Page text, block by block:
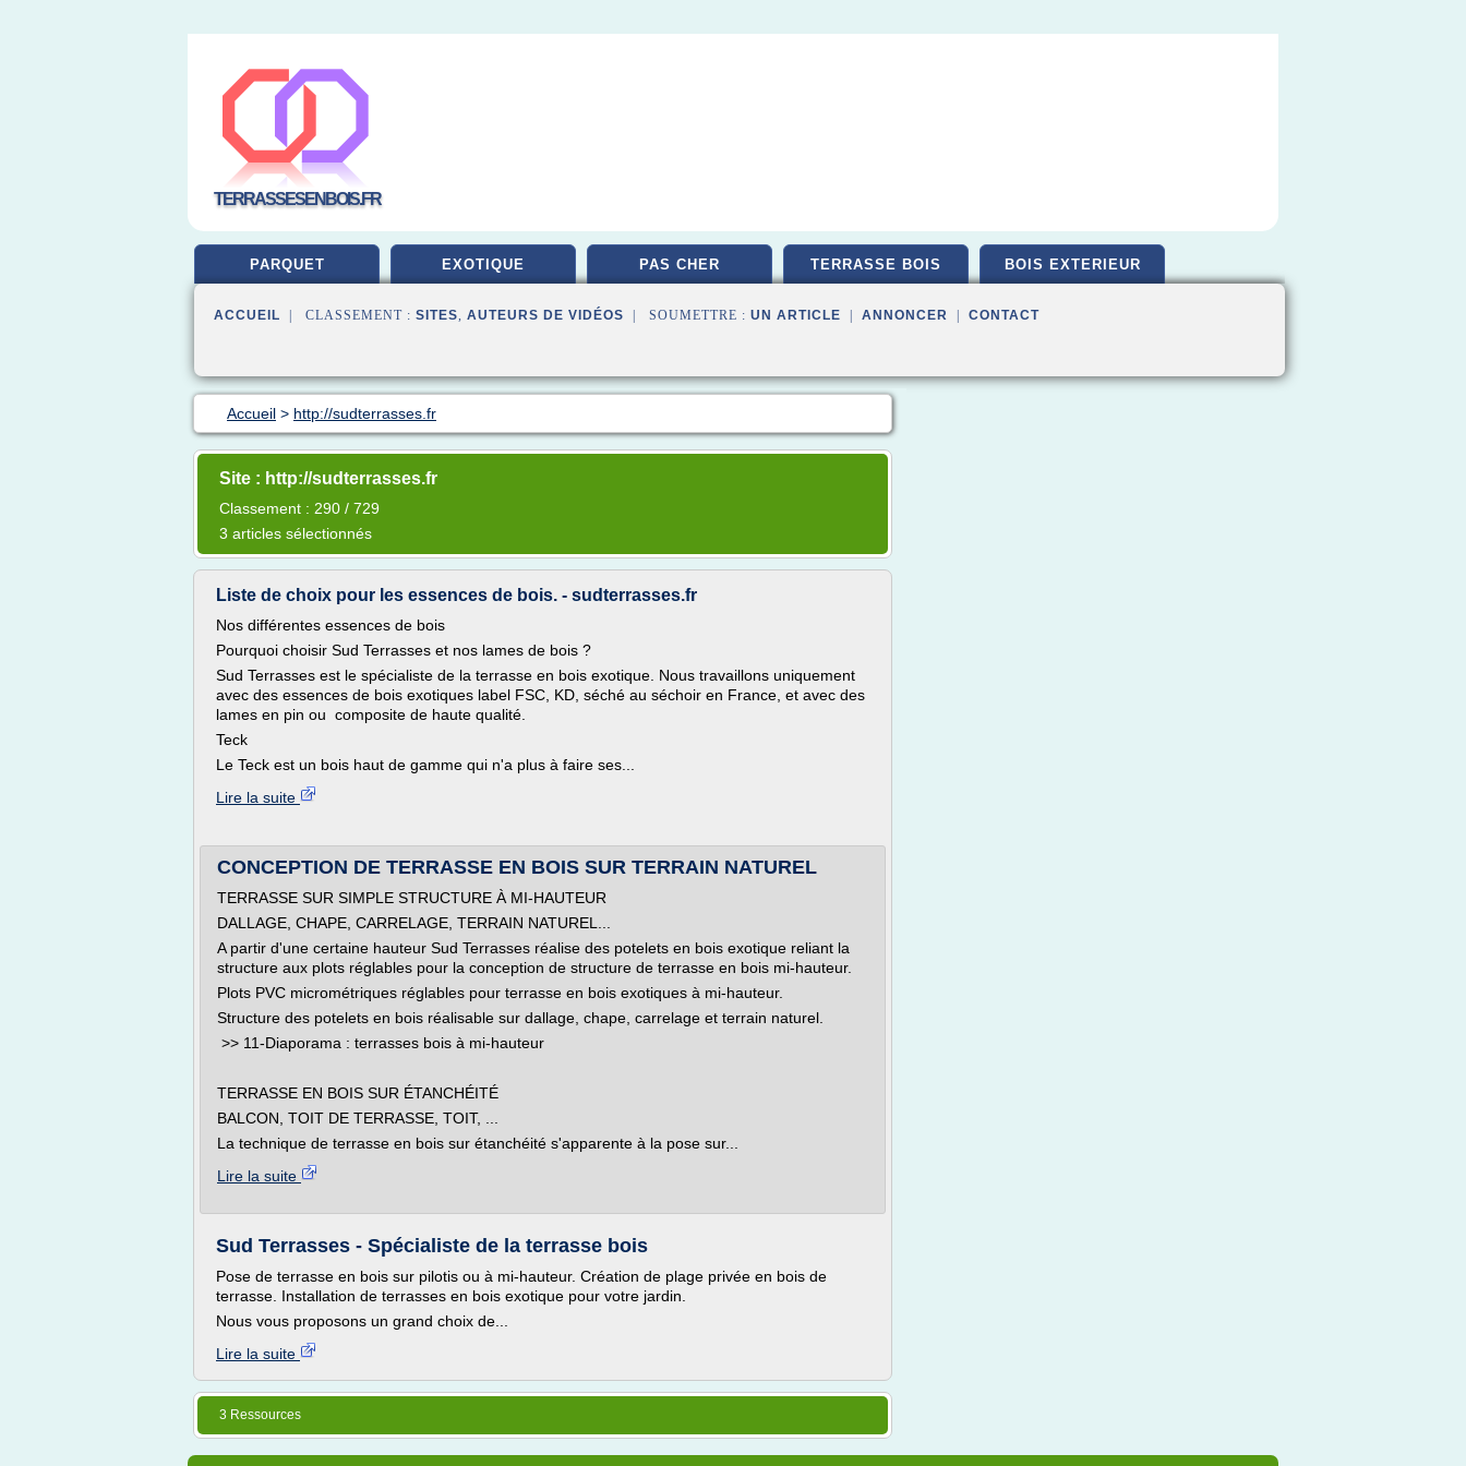
TERRASSESENBOIS.FR
PARQUET EXOTIQUE PAS CHER TERRASSE BOIS BOIS EXTERIEUR
ACCUEIL | CLASSEMENT : SITES, AUTEURS DE VIDÉOS | SOUMETTRE : UN ARTICLE ANNONCER CONTACT
Accueil > http://sudterrasses.fr
Site : http://sudterrasses.fr
Classement : 290 / 729
3 articles sélectionnés
Liste de choix pour les essences de bois. - sudterrasses.fr
Nos différentes essences de bois
Pourquoi choisir Sud Terrasses et nos lames de bois ?
Sud Terrasses est le spécialiste de la terrasse en bois exotique. Nous travaillons uniquement
avec des essences de bois exotiques label FSC, KD, séché au séchoir en France, et avec des
lames en pin ou composite de haute qualité.
Teck
Le Teck est un bois haut de gamme qui n'a plus à faire ses...
Lire la suite
CONCEPTION DE TERRASSE EN BOIS SUR TERRAIN NATUREL
TERRASSE SUR SIMPLE STRUCTURE À MI-HAUTEUR
DALLAGE, CHAPE, CARRELAGE, TERRAIN NATUREL...
A partir d'une certaine hauteur Sud Terrasses réalise des potelets en bois exotique reliant la
structure aux plots réglables pour la conception de structure de terrasse en bois mi-hauteur.
Plots PVC micrométriques réglables pour terrasse en bois exotiques à mi-hauteur.
Structure des potelets en bois réalisable sur dallage, chape, carrelage et terrain naturel.
>> 11-Diaporama : terrasses bois à mi-hauteur
TERRASSE EN BOIS SUR ÉTANCHÉITÉ
BALCON, TOIT DE TERRASSE, TOIT, ...
La technique de terrasse en bois sur étanchéité s'apparente à la pose sur...
Lire la suite
Sud Terrasses - Spécialiste de la terrasse bois
Pose de terrasse en bois sur pilotis ou à mi-hauteur. Création de plage privée en bois de
terrasse. Installation de terrasses en bois exotique pour votre jardin.
Nous vous proposons un grand choix de...
Lire la suite
3 Ressources